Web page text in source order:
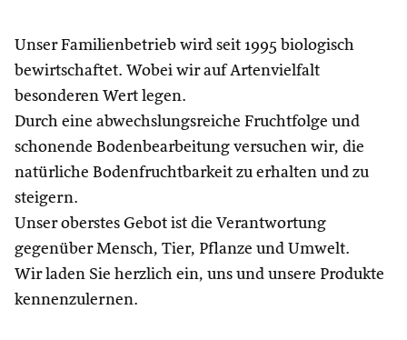
Unser Familienbetrieb wird seit 1995 biologisch
bewirtschaftet. Wobei wir auf Artenvielfalt
besonderen Wert legen.
Durch eine abwechslungsreiche Fruchtfolge und
schonende Bodenbearbeitung versuchen wir, die
natürliche Bodenfruchtbarkeit zu erhalten und zu
steigern.
Unser oberstes Gebot ist die Verantwortung
gegenüber Mensch, Tier, Pflanze und Umwelt.
Wir laden Sie herzlich ein, uns und unsere Produkte
kennenzulernen.